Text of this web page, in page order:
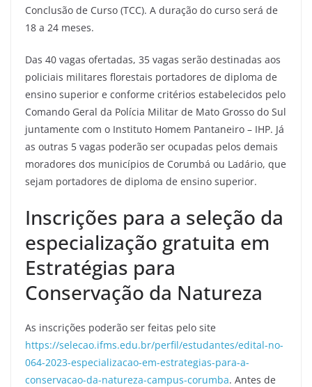
Conclusão de Curso (TCC). A duração do curso será de
18 a 24 meses.
Das 40 vagas ofertadas, 35 vagas serão destinadas aos
policiais militares florestais portadores de diploma de
ensino superior e conforme critérios estabelecidos pelo
Comando Geral da Polícia Militar de Mato Grosso do Sul
juntamente com o Instituto Homem Pantaneiro – IHP. Já
as outras 5 vagas poderão ser ocupadas pelos demais
moradores dos municípios de Corumbá ou Ladário, que
sejam portadores de diploma de ensino superior.
Inscrições para a seleção da
especialização gratuita em
Estratégias para
Conservação da Natureza
As inscrições poderão ser feitas pelo site
https://selecao.ifms.edu.br/perfil/estudantes/edital-no-
064-2023-especializacao-em-estrategias-para-a-
conservacao-da-natureza-campus-corumba. Antes de